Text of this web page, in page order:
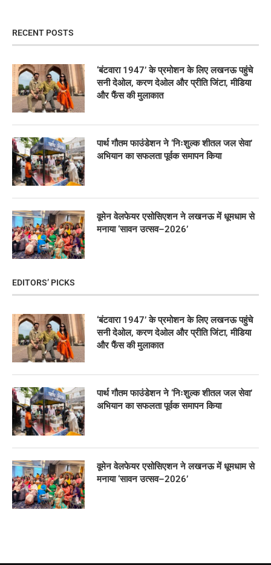
RECENT POSTS
‘बंटवारा 1947’ के प्रमोशन के लिए लखनऊ पहुंचे
सनी देओल, करण देओल और प्रीति जिंटा, मीडिया
और फैंस की मुलाकात
पार्थ गौतम फाउंडेशन ने ‘निःशुल्क शीतल जल सेवा’
अभियान का सफलता पूर्वक समापन किया
वूमेन वेलफेयर एसोसिएशन ने लखनऊ में धूमधाम से
मनाया ‘सावन उत्सव–2026’
EDITORS’ PICKS
‘बंटवारा 1947’ के प्रमोशन के लिए लखनऊ पहुंचे
सनी देओल, करण देओल और प्रीति जिंटा, मीडिया
और फैंस की मुलाकात
पार्थ गौतम फाउंडेशन ने ‘निःशुल्क शीतल जल सेवा’
अभियान का सफलता पूर्वक समापन किया
वूमेन वेलफेयर एसोसिएशन ने लखनऊ में धूमधाम से
मनाया ‘सावन उत्सव–2026’